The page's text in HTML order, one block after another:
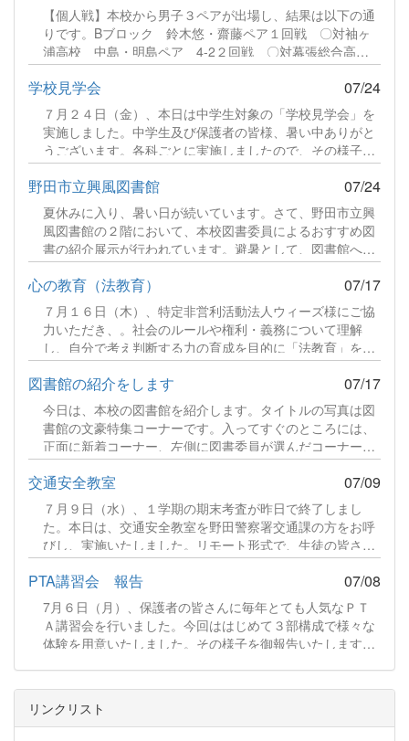
【個人戦】本校から男子３ペアが出場し、結果は以下の通
りです。Bブロック 鈴木悠・齋藤ペア１回戦 〇対袖ヶ
浦高校 中島・明島ペア 4-2２回戦 〇対幕張総合高
校 宮野・古川ペア 4-0３回戦 〇対県立千葉高校 沼
田・鯉渕ペア 4-0４回戦 〇対袖ヶ浦高校 中山・鈴木
ペア 4-2（準決勝）５回戦 ●対千葉商業高校 佐藤・横
山ペア 1-4（決勝）続きをみる
学校見学会 07/24
７月２４日（金）、本日は中学生対象の「学校見学会」を
実施しました。中学生及び保護者の皆様、暑い中ありがと
うございます。各科ごとに実施しましたので、その様子を
ご紹介します。食品科学科 説明続きをみる
野田市立興風図書館 07/24
夏休みに入り、暑い日が続いています。さて、野田市立興
風図書館の２階において、本校図書委員によるおすすめ図
書の紹介展示が行われています。避暑として、図書館へお
越しいただき、その際は、ぜひご覧ください。続きをみる
心の教育（法教育） 07/17
７月１６日（木）、特定非営利活動法人ウィーズ様にご協
力いただき、。社会のルールや権利・義務について理解
し、自分で考え判断する力の育成を目的に「法教育」を実
施しました。講師は、司法書士の先生を迎え、各クラスで
展開しました。講師の話に耳を傾け、班ごとのディスカッ
ションに参加し、真剣に取り組んでいる様子を見ることが
できました。続きをみる
図書館の紹介をします 07/17
今日は、本校の図書館を紹介します。タイトルの写真は図
書館の文豪特集コーナーです。入ってすぐのところには、
正面に新着コーナー、左側に図書委員が選んだコーナー、
右側に準新着コーナー、そして、文豪特集や司書の先生が
選んだ本が並べられています。また、図書だよりを発行し
ました。図書委員会の活動報告や新着図書の案内をしてい
ます。夏休み中の開館スケジュールも載せましたので、生
徒の皆さん、ぜひ来館ください。 図書だよりR8.7.pdf 341
KB ファイルダウンロードについて ダウンロード 続きをみ
る
交通安全教室 07/09
７月９日（水）、１学期の期末考査が昨日で終了しまし
た。本日は、交通安全教室を野田警察署交通課の方をお呼
びし、実施いたしました。リモート形式で、生徒の皆さん
は教室で講師のお話をお聞きしました。続きをみる
PTA講習会 報告 07/08
7月６日（月）、保護者の皆さんに毎年とても人気なＰＴ
Ａ講習会を行いました。今回ははじめて３部構成で様々な
体験を用意いたしました。その様子を御報告いたします。
リンクリスト